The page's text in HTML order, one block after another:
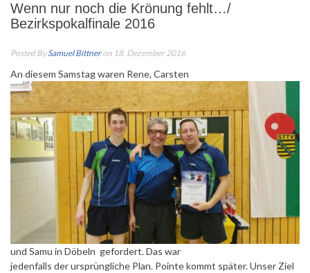
Wenn nur noch die Krönung fehlt…/
Bezirkspokalfinale 2016
Posted BySamuel Bittneron 18. Dezember 2016
An diesem Samstag waren Rene, Carsten
und Samu in Döbeln gefordert. Das war
jedenfalls der ursprüngliche Plan. Pointe kommt später. Unser Ziel